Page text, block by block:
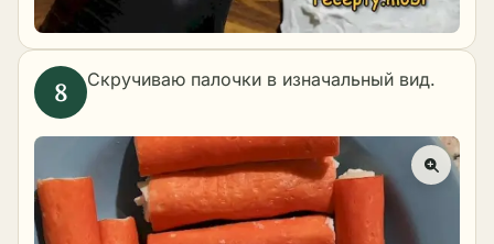
Скручиваю палочки в изначальный вид.